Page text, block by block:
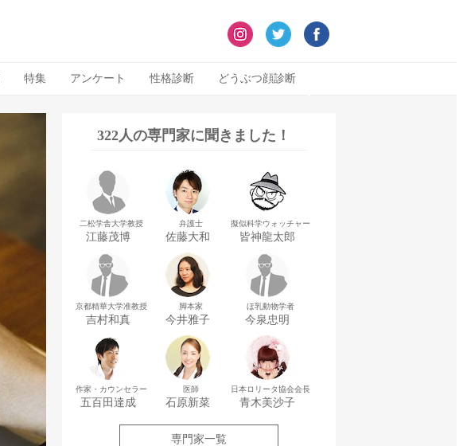
特集 アンケート 性格診断 どうぶつ顔診断
322人の専門家に聞きました！
二松学舎大学教授
江藤茂博
弁護士
佐藤大和
擬似科学ウォッチャー
皆神龍太郎
京都精華大学准教授
吉村和真
脚本家
今井雅子
ほ乳動物学者
今泉忠明
作家・カウンセラー
五百田達成
医師
石原新菜
日本ロリータ協会会長
青木美沙子
専門家一覧